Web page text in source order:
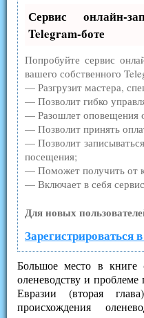
Сервис онлайн-
Telegram-боте
Попробуйте сервис
вашего собственного
— Разгрузит мастера,
— Позволит гибко
— Разошлет оповещения
— Позволит принять
— Позволит
посещения;
— Поможет получить от
— Включает в себя
Для новых
Зарегистрироваться
Большое место в книге
оленеводству и
Евразии (вторая
происхождения